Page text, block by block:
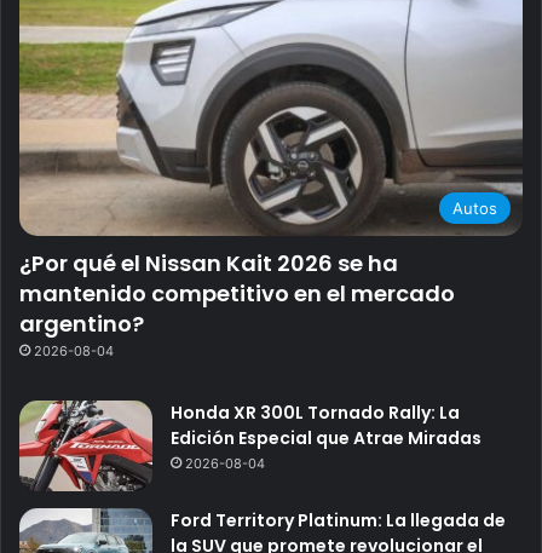
Autos
¿Por qué el Nissan Kait 2026 se ha
mantenido competitivo en el mercado
argentino?
2026-08-04
Honda XR 300L Tornado Rally: La
Edición Especial que Atrae Miradas
2026-08-04
Ford Territory Platinum: La llegada de
la SUV que promete revolucionar el